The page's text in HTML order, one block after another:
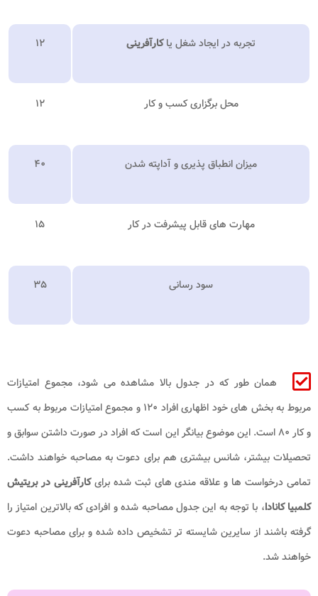
تجربه در ایجاد شغل یاکارآفرینی ۱۲
محل برگزاری کسب و کار ۱۲
میزان انطباق پذیری و آداپته شدن ۴۰
مهارت های قابل پیشرفت در کار ۱۵
سود رسانی ۳۵
همان طور که در جدول بالا مشاهده می شود، مجموع امتیازات
مربوط به بخش های خود اظهاری افراد ۱۲۰ و مجموع امتیازات مربوط به کسب
و کار ۸۰ است. این موضوع بیانگر این است که افراد در صورت داشتن سوابق و
تحصیلات بیشتر، شانس بیشتری هم برای دعوت به مصاحبه خواهند داشت.
تمامی درخواست ها و علاقه مندی های ثبت شده برایکارآفرینی در بریتیش
کلمبیا کانادا، با توجه به این جدول مصاحبه شده و افرادی که بالاترین امتیاز را
گرفته باشند از سایرین شایسته تر تشخیص داده شده و برای مصاحبه دعوت
خواهند شد.